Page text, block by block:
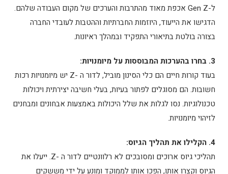
ל-Gen Z אכפת מאוד מהתרבות והערכים של מקום העבודה שלהם.
הדגישו את הייעוד, היוזמות החברתיות וההטבות לעובדי החברה
בצורה בולטת בתיאורי התפקיד ובמהלך ראיונות.
3. בחרו בהערכות המבוססות על מיומנויות:
בעוד קורות חיים הם כלי הסינון מוביל, לדור ה -Z יש מיומנויות רכות
חשובות. הם מסוגלים לפתור בעיות, בעלי חשיבה יצירתית ויכולות
טכנולוגיות. נסו לגלות את שלל היכולות באמצעות אבחונים ומבחנים
לזיהוי מיומנויות.
4. הקלילו את תהליך הגיוס:
תהליכי גיוס ארוכים ומסובכים לא רלוונטיים לדור ה -Z. ייעלו את
הגיוס וקצרו אותו, הפכו אותו לממוקד ומונע על ידי מששקים